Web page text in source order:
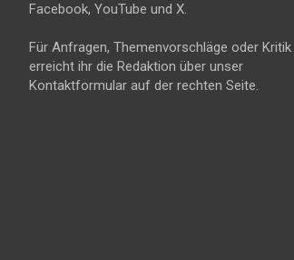
Facebook, YouTube und X.
Für Anfragen, Themenvorschläge oder Kritik
erreicht ihr die Redaktion über unser
Kontaktformular auf der rechten Seite.